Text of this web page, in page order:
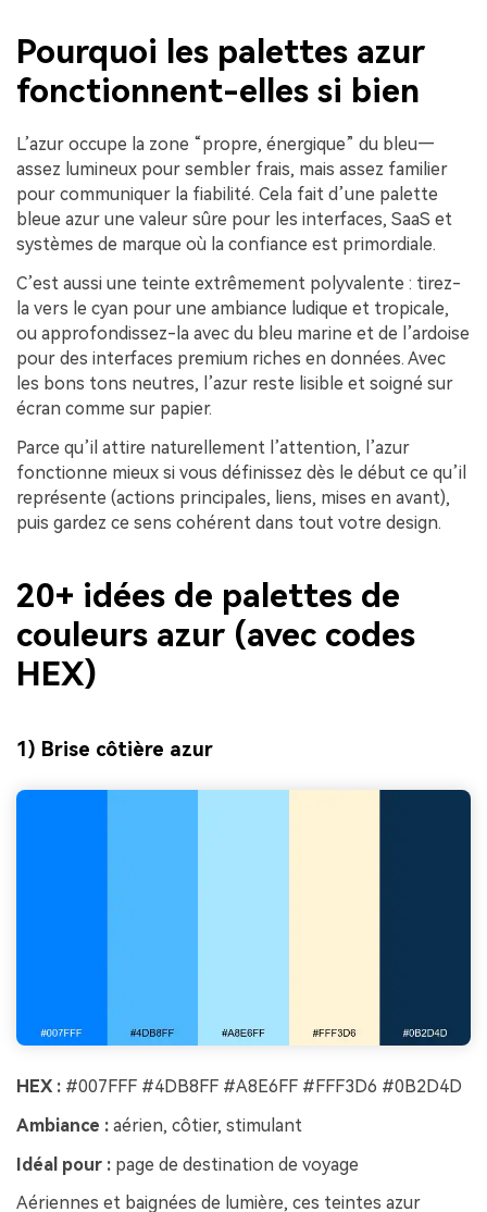
Pourquoi les palettes azur
fonctionnent-elles si bien
L’azur occupe la zone “propre, énergique” du bleu—
assez lumineux pour sembler frais, mais assez familier
pour communiquer la fiabilité. Cela fait d’une palette
bleue azur une valeur sûre pour les interfaces, SaaS et
systèmes de marque où la confiance est primordiale.
C’est aussi une teinte extrêmement polyvalente : tirez-
la vers le cyan pour une ambiance ludique et tropicale,
ou approfondissez-la avec du bleu marine et de l’ardoise
pour des interfaces premium riches en données. Avec
les bons tons neutres, l’azur reste lisible et soigné sur
écran comme sur papier.
Parce qu’il attire naturellement l’attention, l’azur
fonctionne mieux si vous définissez dès le début ce qu’il
représente (actions principales, liens, mises en avant),
puis gardez ce sens cohérent dans tout votre design.
20+ idées de palettes de
couleurs azur (avec codes
HEX)
1) Brise côtière azur
HEX : #007FFF #4DB8FF #A8E6FF #FFF3D6 #0B2D4D
Ambiance : aérien, côtier, stimulant
Idéal pour : page de destination de voyage
Aériennes et baignées de lumière, ces teintes azur